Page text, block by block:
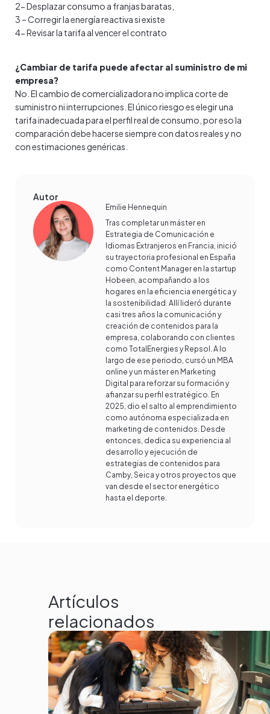
2- Desplazar consumo a franjas baratas,
3 – Corregir la energía reactiva si existe
4- Revisar la tarifa al vencer el contrato
¿Cambiar de tarifa puede afectar al suministro de mi
empresa?
No. El cambio de comercializadora no implica corte de
suministro ni interrupciones. El único riesgo es elegir una
tarifa inadecuada para el perfil real de consumo, por eso la
comparación debe hacerse siempre con datos reales y no
con estimaciones genéricas.
Autor
Emilie Hennequin
Tras completar un máster en
Estrategia de Comunicación e
Idiomas Extranjeros en Francia, inició
su trayectoria profesional en España
como Content Manager en la startup
Hobeen, acompañando a los
hogares en la eficiencia energética y
la sostenibilidad. Allí lideró durante
casi tres años la comunicación y
creación de contenidos para la
empresa, colaborando con clientes
como TotalEnergies y Repsol. A lo
largo de ese periodo, cursó un MBA
online y un máster en Marketing
Digital para reforzar su formación y
afianzar su perfil estratégico. En
2025, dio el salto al emprendimiento
como autónoma especializada en
marketing de contenidos. Desde
entonces, dedica su experiencia al
desarrollo y ejecución de
estrategias de contenidos para
Camby, Seica y otros proyectos que
van desde el sector energético
hasta el deporte.
Artículos
relacionados